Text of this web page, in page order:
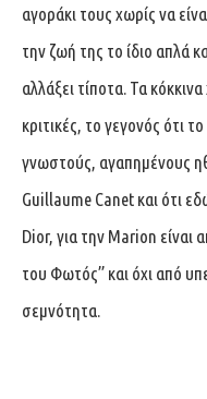
αγοράκι τους χωρίς να
την ζωή της το ίδιο απλά
αλλάξει τίποτα. Τα
κριτικές, το γεγονός ότι
γνωστούς, αγαπημένους
Guillaume Canet και ότι
Dior, για την Marion είναι
του Φωτός” και όχι από
σεμνότητα.